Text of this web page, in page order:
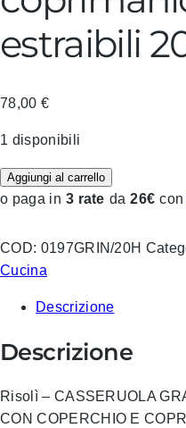
estraibili
78,00 €
1 disponibili
Aggiungi al carrello
o paga in 3 rate da 26€ con
COD: 0197GRIN/20H
Cucina
Descrizione
Descrizione
Risolì – CASSERUOLA
CON COPERCHIO E